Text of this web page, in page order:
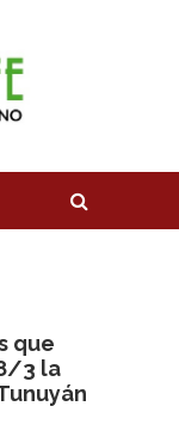
que
3 la